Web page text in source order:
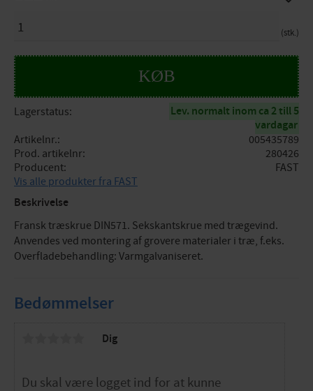
stk.
KØB
Lagerstatus
Lev. normalt inom ca 2 till 5
vardagar
Artikelnr.
005435789
Prod. artikelnr
280426
Producent
FAST
Vis alle produkter fra FAST
Beskrivelse
Fransk træskrue DIN571. Sekskantskrue med trægevind.
Anvendes ved montering af grovere materialer i træ, f.eks.
Overfladebehandling: Varmgalvaniseret.
Bedømmelser
Dig